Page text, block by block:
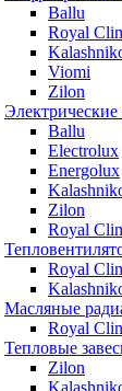
Ballu
Royal
Viomi
Zilon
Ballu
Electrolux
Energolux
Zilon
Royal
Royal
Масляные
Royal
Тепловые
Zilon